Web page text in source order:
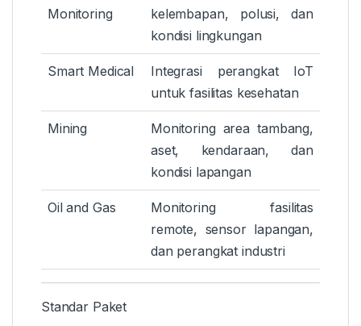
Monitoring
kelembapan, polusi, dan
kondisi lingkungan
Smart Medical
Integrasi perangkat IoT
untuk fasilitas kesehatan
Mining
Monitoring area tambang,
aset, kendaraan, dan
kondisi lapangan
Oil and Gas
Monitoring fasilitas
remote, sensor lapangan,
dan perangkat industri
Standar Paket